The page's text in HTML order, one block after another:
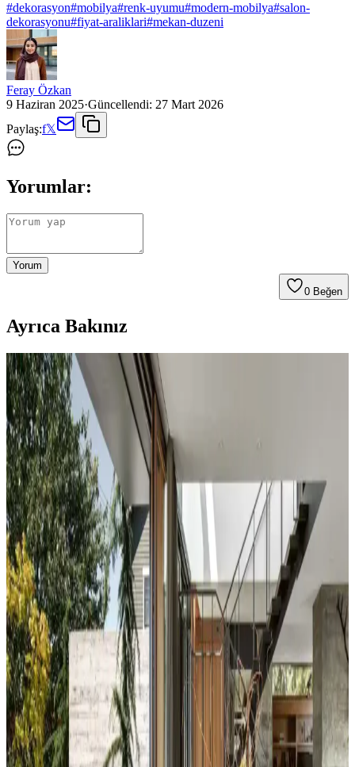
#dekorasyon#mobilya#renk-uyumu#modern-mobilya#salon-
dekorasyonu#fiyat-araliklari#mekan-duzeni
Feray Özkan
9 Haziran 2025·Güncellendi: 27 Mart 2026
Paylaş:f𝕏
Yorumlar:
Yorum
0 Beğen
Ayrıca Bakınız
Koltuk ve Aksesuar Sandalyelerde Renk Uyumu ve
Dekorasyonda Görsel Denge Sağlama Yöntemleri
Koltuk ve aksesuar sandalyelerde renk uyumsuzluğu görsel rekabete
yol açabilir. Halı, perde, yastık ve mobilya yerleşimi ile renkler
dengelenerek mekanın estetik bütünlüğü sağlanır.
Duvar Rengiyle Uyumlu Perde Seçimi: Yeşil,
Turuncu ve Kahverenginin Mekâna Etkisi
Duvar rengine uyumlu perde seçimi, mekânın atmosferini belirler.
Yeşil tonlar doğal sakinlik sunarken, turuncu ve kahverengi sıcaklık
katar. Kalın keten ve karartma perdeler ışık kontrolünde avantaj
sağlar.
Yatak Odası Duvar Rengi Seçiminde Işık ve
Tonların Önemi ve Etkileri
Yatak odası duvar renginin seçimi, ışık koşulları, zemin ve pencere
yerleşimi gibi faktörlerle uyumlu olmalıdır. Sıcak-soğuk kahverengi
ve yeşil tonları farklı atmosferler yaratır. Renk örnekleri farklı ışık
koşullarında test edilmelidir.
Kahvaltı Köşeleri İçin Sandalye Seçenekleri ve
Dekorasyon İpuçları